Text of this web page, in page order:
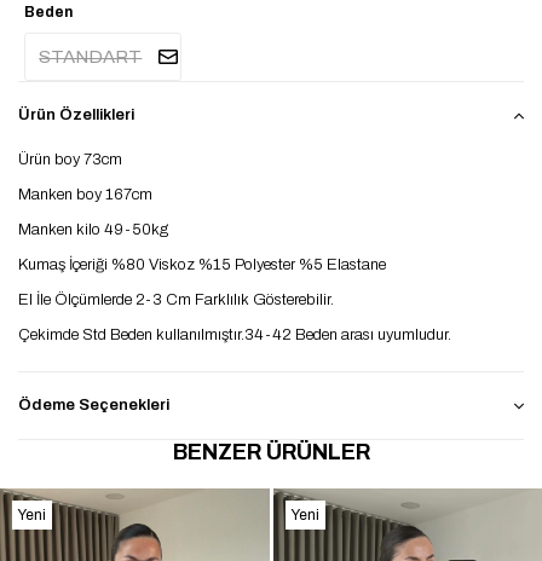
Beden
STANDART
Ürün Özellikleri
Ürün boy 73cm
Manken boy 167cm
Manken kilo 49-50kg
Kumaş İçeriği %80 Viskoz %15 Polyester %5 Elastane
El İle Ölçümlerde 2-3 Cm Farklılık Gösterebilir.
Çekimde Std Beden kullanılmıştır.34-42 Beden arası uyumludur.
Ödeme Seçenekleri
BENZER ÜRÜNLER
Yeni
Ürün
Yeni